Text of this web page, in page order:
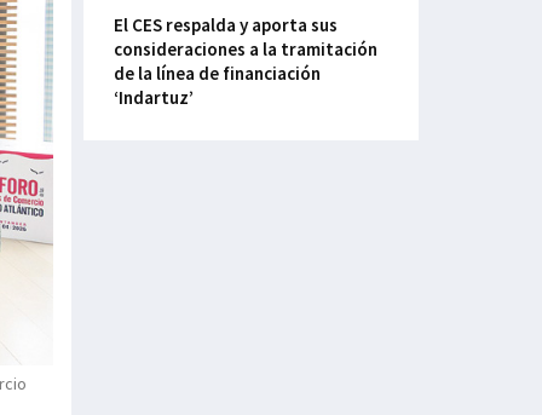
El CES respalda y aporta sus
consideraciones a la tramitación
de la línea de financiación
‘Indartuz’